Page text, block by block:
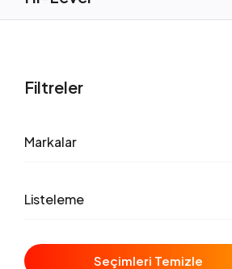
Filtreler
Markalar
Listeleme
Seçimleri Temizle